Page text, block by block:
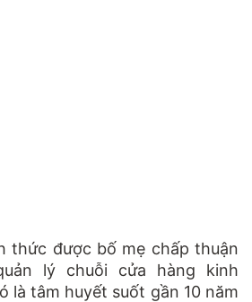
thức được bố mẹ chấp thuận
lý chuỗi cửa hàng kinh
là tâm huyết suốt gần 10 năm